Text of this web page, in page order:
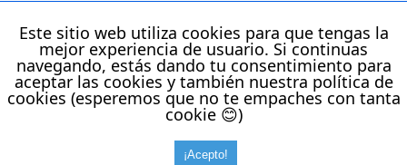
Ver anteriores Posts
Este sitio web utiliza cookies para que tengas la
mejor experiencia de usuario. Si continuas
navegando, estás dando tu consentimiento para
aceptar las cookies y también nuestra política de
cookies (esperemos que no te empaches con tanta
cookie 😊)
¡Acepto!